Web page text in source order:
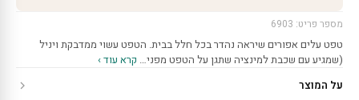
מספר פריט: 6903
טפט עלים אפורים שיראה נהדר בכל חלל בבית. הטפט עשוי ממדבקת ויניל
(שמגיע עם שכבת למינציה שתגן על הטפט מפני… קרא עוד ›
על המוצר